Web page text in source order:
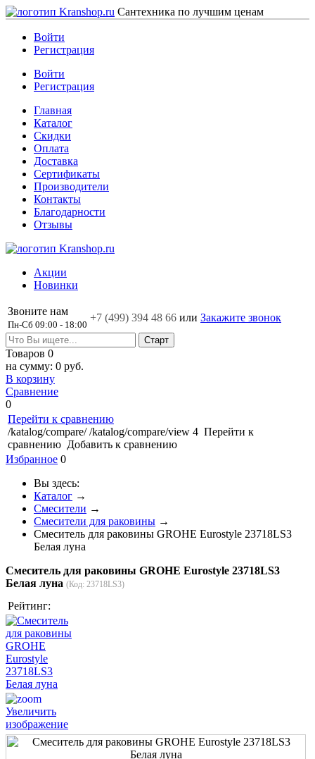
Сантехника по лучшим ценам
Войти
Регистрация
Войти
Регистрация
Главная
Каталог
Скидки
Оплата
Доставка
Сертификаты
Производители
Контакты
Благодарности
Отзывы
Акции
Новинки
Звоните нам
Пн-Сб 09:00 - 18:00
+7 (499) 394 48 66 или Закажите звонок
Товаров 0
на сумму: 0 руб.
В корзину
Сравнение
0
Перейти к сравнению
/katalog/compare/ /katalog/compare/view 4 Перейти к
сравнению Добавить к сравнению
Избранное 0
Вы здесь:
Каталог →
Смесители →
Смесители для раковины →
Смеситель для раковины GROHE Eurostyle 23718LS3
Белая луна
Смеситель для раковины GROHE Eurostyle 23718LS3
Белая луна (Код: 23718LS3)
Рейтинг:
Увеличить
изображение